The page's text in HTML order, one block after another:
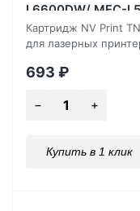
L6600DW/ MFC-
страниц
Картридж NV Print
для лазерных
693 ₽
Купить в 1 клик